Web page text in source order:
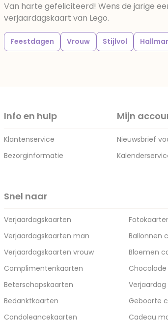
Van harte gefeliciteerd! Wens de jarige
verjaardagskaart van Lego.
Feestdagen Vrouw Stijlvol
Info en hulp
Klantenservice
Bezorginformatie
Mijn
Nieuwsbrief
Snel naar
Verjaardagskaarten
Verjaardagskaarten man
Verjaardagskaarten vrouw
Complimentenkaarten
Beterschapskaarten
Bedanktkaarten
Condoleancekaarten
Ballonnen
Bloemen
Geboorte
Cadeau